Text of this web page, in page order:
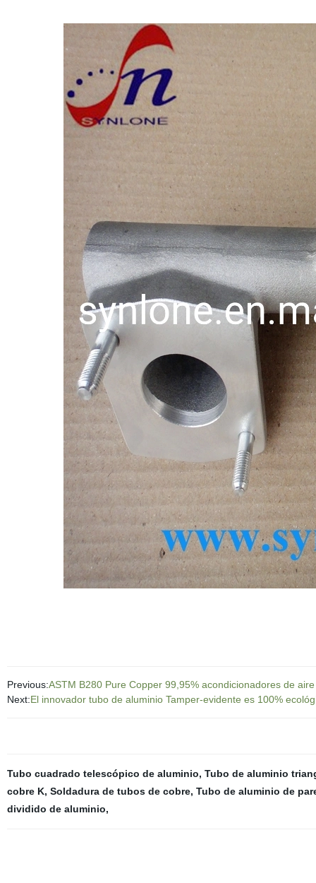
Previous:ASTM B280 Pure Copper 99,95% acondicionadores de
Next:El innovador tubo de aluminio Tamper-evidente es 100%
Tubo cuadrado telescópico de aluminio, Tubo de aluminio
cobre K, Soldadura de tubos de cobre, Tubo de aluminio de
dividido de aluminio,